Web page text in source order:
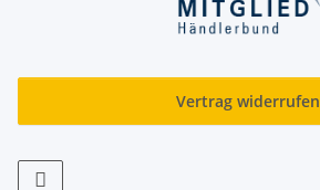
Vertrag widerrufen